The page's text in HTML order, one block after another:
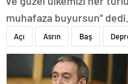
muhafaza buyursun” dedi.
Açı Asrın Baş